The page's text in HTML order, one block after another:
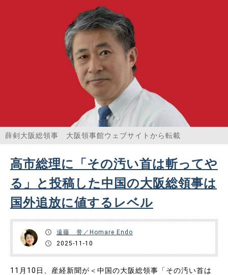
以和平方式应对这一“超越”的瞬间，并且在美国保持强……
薛剣大阪総領事 大阪領事館ウェブサイトから転載
高市総理に「その汚い首は斬ってや
る」と投稿した中国の大阪総領事は
国外追放に値するレベル
遠藤 誉／Homare Endo
2025-11-10
11月10日、産経新聞が＜中国の大阪総領事「その汚い首は